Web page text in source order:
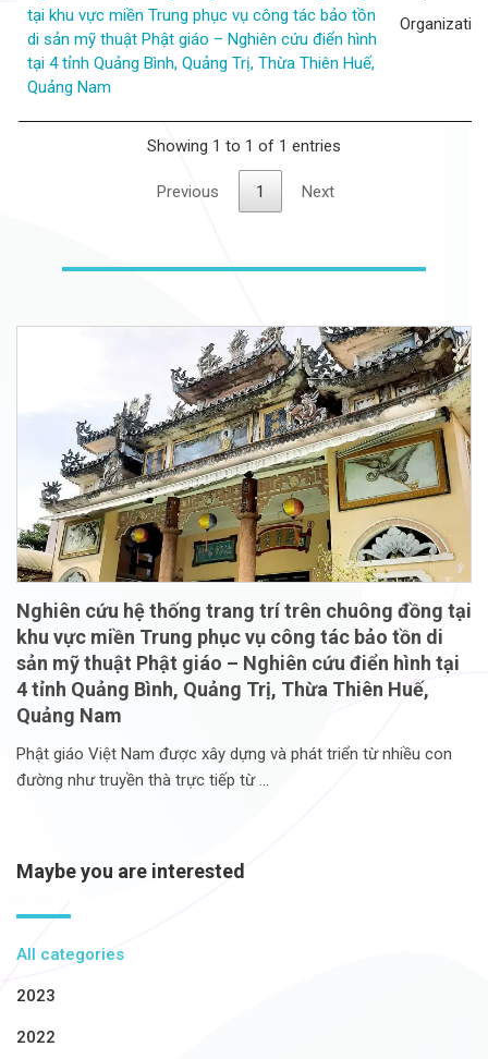
tại khu vực miền Trung phục vụ công tác bảo tồn
di sản mỹ thuật Phật giáo – Nghiên cứu điển hình
tại 4 tỉnh Quảng Bình, Quảng Trị, Thừa Thiên Huế,
Quảng Nam
Showing 1 to 1 of 1 entries
Previous 1 Next
Nghiên cứu hệ thống trang trí trên chuông đồng tại
khu vực miền Trung phục vụ công tác bảo tồn di
sản mỹ thuật Phật giáo – Nghiên cứu điển hình tại
4 tỉnh Quảng Bình, Quảng Trị, Thừa Thiên Huế,
Quảng Nam
Phật giáo Việt Nam được xây dựng và phát triển từ nhiều con
đường như truyền thà trực tiếp từ
Maybe you are interested
All categories
2023
2022